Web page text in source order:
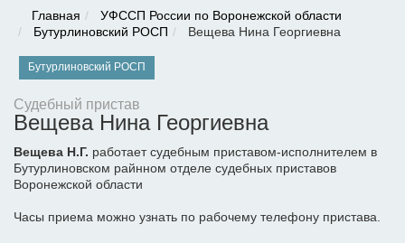
Главная
УФССП России по Воронежской области
Бутурлиновский РОСП
Вещева Нина Георгиевна
Бутурлиновский РОСП
Судебный пристав
Вещева Нина Георгиевна
Вещева Н.Г. работает судебным приставом-исполнителем в
Бутурлиновском райнном отделе судебных приставов
Воронежской области
Часы приема можно узнать по рабочему телефону пристава.